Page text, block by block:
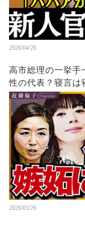
2026/04/28
高市総理の一挙手
性の代表？寝言
子チャンネル
2026/03/26